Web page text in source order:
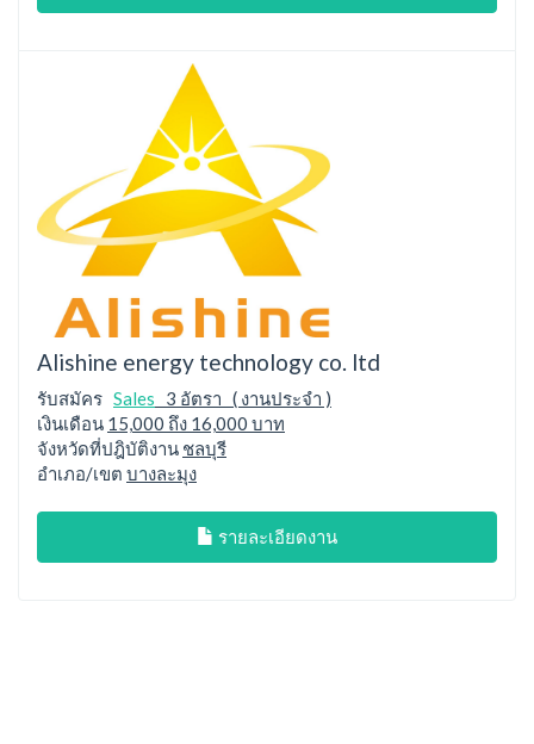
Alishine energy technology co. ltd
รับสมัคร Sales 3 อัตรา ( งานประจำ )
เงินเดือน 15,000 ถึง 16,000 บาท
จังหวัดที่ปฎิบัติงาน ชลบุรี
อำเภอ/เขต บางละมุง
รายละเอียดงาน